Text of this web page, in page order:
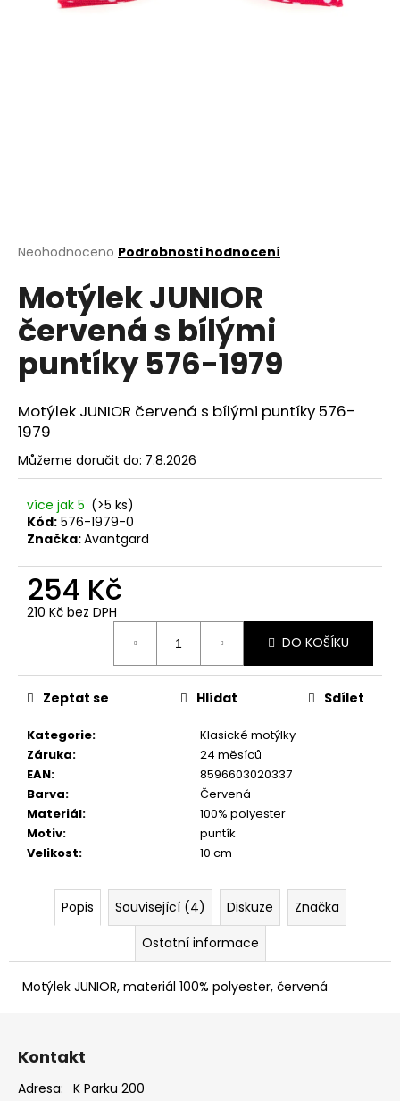
Průměrné
produktu
je
0,0
z
5
hvězdiček.
Neohodnoceno Podrobnosti hodnocení
Motýlek JUNIOR
červená s bílými
puntíky 576-1979
Motýlek JUNIOR červená s bílými puntíky 576-
1979
Můžeme doručit do: 7.8.2026
více jak 5 (>5 ks)
Kód: 576-1979-0
Značka:Avantgard
254 Kč
210 Kč bez DPH
DO KOŠÍKU
Kategorie:
Klasické motýlky
Záruka:
24 měsíců
EAN:
8596603020337
Barva:
Červená
Materiál:
100% polyester
Motiv:
puntík
Velikost: 10 cm
Zeptat se Hlídat Sdílet
Popis Související (4) Diskuze
Značka
Ostatní informace
Motýlek JUNIOR, materiál 100% polyester, červená
D
o
p
o
r
u
č
u
j
e
m
e
DO
SAKA
LUX
LILA
22439
199
Z
Kontakt
Adresa: K Parku 200